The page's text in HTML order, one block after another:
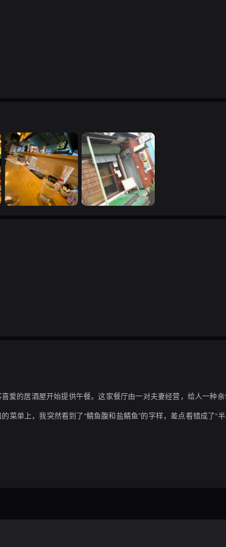
爱的居酒屋开始提供午餐。这家餐厅由一对夫妻经营，给人一种
单上，我突然看到了“鲭鱼腹和盐鲭鱼”的字样，差点看错成了“
处理，因此保留了柔嫩的口感，经过充分的烹饪，鱼肉非常软嫩
还不够吃。另外还有海带汤和泡菜。这份一整条鲭鱼定食仅售